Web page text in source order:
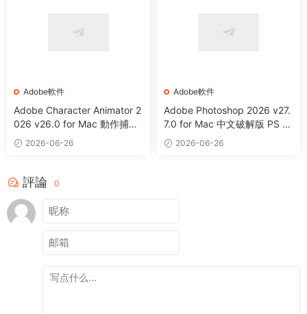
Adobe軟件
Adobe Character Animator 2
026 v26.0 for Mac 動作捕捉
及動畫制作軟件
2026-06-26
Adobe軟件
Adobe Photoshop 2026 v27.
7.0 for Mac 中文破解版 PS 2
026 強大圖像處理軟件
2026-06-26
評論 0